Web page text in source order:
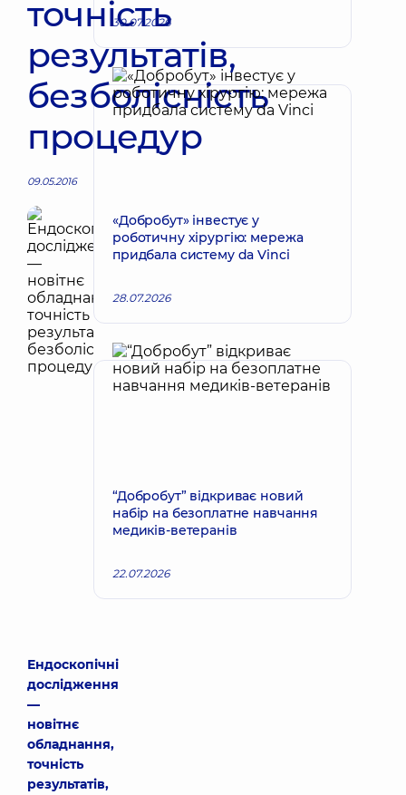
точність
результатів,
безболісність
процедур
09.05.2016
Ендоскопічні
дослідження
—
новітнє
обладнання,
точність
результатів,
30.07.2026
«Добробут» інвестує у
роботичну хірургію: мережа
придбала систему da Vinci
28.07.2026
“Добробут” відкриває новий
набір на безоплатне навчання
медиків-ветеранів
22.07.2026